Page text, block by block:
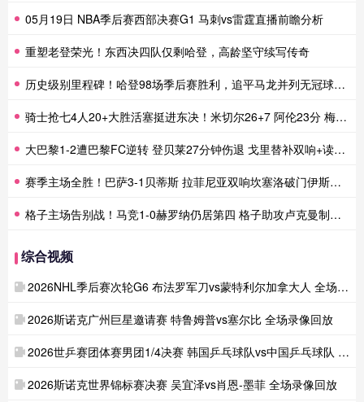
05月19日 NBA季后赛西部决赛G1 马刺vs雷霆直播前瞻分析
重塑老登荣光！东西决四队仅剩哈登，高龄坚守续写传奇
历史级别里程碑！哈登98场季后赛胜利，追平马龙并列无冠球员历史第一
骑士抢七4人20+大胜活塞挺进东决！米切尔26+7 阿伦23分 梅里尔23分 詹金斯17分
大巴黎1-2遭巴黎FC逆转 登贝莱27分钟伤退 戈里替补双响+读秒绝杀
赛季主场全胜！巴萨3-1贝蒂斯 拉菲尼亚双响坎塞洛破门伊斯科点射
格子主场告别战！马竞1-0赫罗纳仍居第四 格子助攻卢克曼制胜球
综合视频
2026NHL季后赛次轮G6 布法罗军刀vs蒙特利尔加拿大人 全场录像回放
2026斯诺克广州巨星邀请赛 特鲁姆普vs塞尔比 全场录像回放
2026世乒赛团体赛男团1/4决赛 韩国乒乓球队vs中国乒乓球队 全场录像回放
2026斯诺克世界锦标赛决赛 吴宜泽vs肖恩-墨菲 全场录像回放